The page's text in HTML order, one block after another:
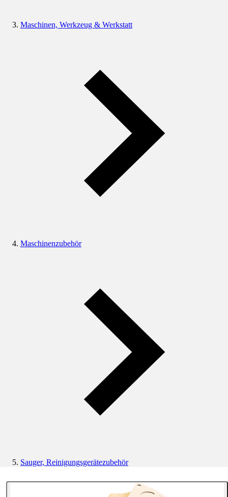
Maschinen, Werkzeug & Werkstatt
Maschinenzubehör
Sauger, Reinigungsgerätezubehör